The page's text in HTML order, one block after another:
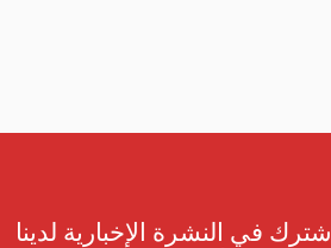
اشترك في النشرة الإخبارية لدينا